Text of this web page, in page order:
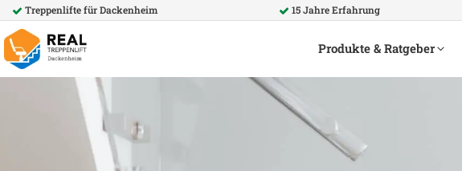
Treppenlifte fürDackenheim 15 Jahre Erfahrung
Produkte & Ratgeber